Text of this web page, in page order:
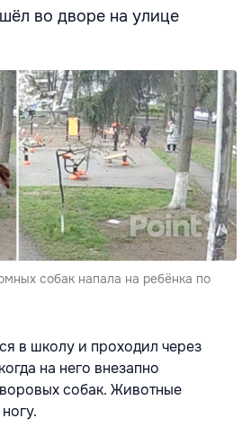
во дворе на улице
собак напала на ребёнка по
в школу и проходил через
на него внезапно
собак. Животные